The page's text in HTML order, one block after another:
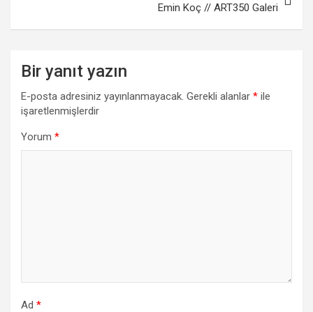
Emin Koç // ART350 Galeri
Bir yanıt yazın
E-posta adresiniz yayınlanmayacak. Gerekli alanlar * ile
işaretlenmişlerdir
Yorum *
Ad *